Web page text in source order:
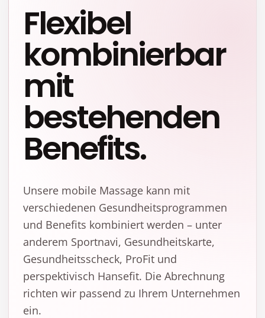
Flexibel
kombinierbar
mit
bestehenden
Benefits.
Unsere mobile Massage kann mit
verschiedenen Gesundheitsprogrammen
und Benefits kombiniert werden – unter
anderem Sportnavi, Gesundheitskarte,
Gesundheitsscheck, ProFit und
perspektivisch Hansefit. Die Abrechnung
richten wir passend zu Ihrem Unternehmen
ein.